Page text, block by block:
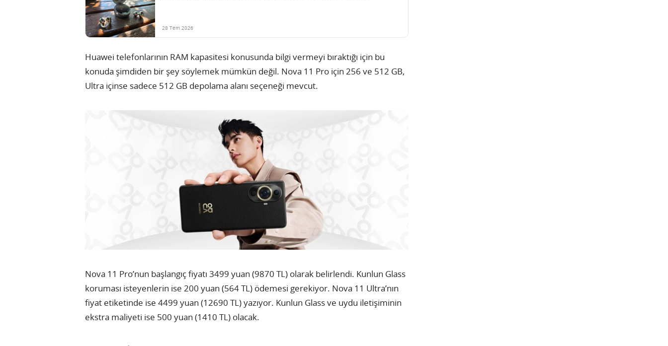
28 Tem 2026
Huawei telefonlarının RAM kapasitesi konusunda bilgi vermeyi bıraktığı için bu
konuda şimdiden bir şey söylemek mümkün değil. Nova 11 Pro için 256 ve 512 GB,
Ultra içinse sadece 512 GB depolama alanı seçeneği mevcut.
Nova 11 Pro’nun başlangıç fiyatı 3499 yuan (9870 TL) olarak belirlendi. Kunlun Glass
koruması isteyenlerin ise 200 yuan (564 TL) ödemesi gerekiyor. Nova 11 Ultra’nın
fiyat etiketinde ise 4499 yuan (12690 TL) yazıyor. Kunlun Glass ve uydu iletişiminin
ekstra maliyeti ise 500 yuan (1410 TL) olacak.